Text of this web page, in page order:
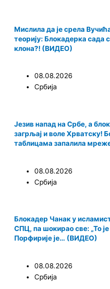
Мислила да је срела
теорију: Блокадерка
клона?! (ВИДЕО)
08.08.2026
Србија
Језив напад на Србе, а
загрљај и воле Хрватску!
таблицама запалила
08.08.2026
Србија
Блокадер Чанак у
СПЦ, па шокирао све: „То
Порфирије је… (ВИДЕО)
08.08.2026
Србија